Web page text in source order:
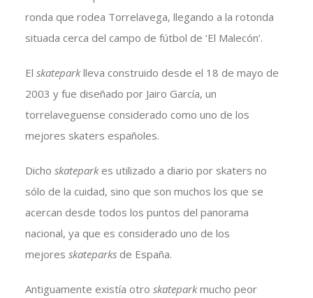
ronda que rodea Torrelavega, llegando a la rotonda
situada cerca del campo de fútbol de ‘El Malecón’.
El skateparklleva construido desde el 18 de mayo de
2003 y fue diseñado por Jairo García, un
torrelaveguense considerado como uno de los
mejores skaters españoles.
Dicho skateparkes utilizado a diario por skaters no
sólo de la cuidad, sino que son muchos los que se
acercan desde todos los puntos del panorama
nacional, ya que es considerado uno de los
mejores skateparksde España.
Antiguamente existía otro skateparkmucho peor